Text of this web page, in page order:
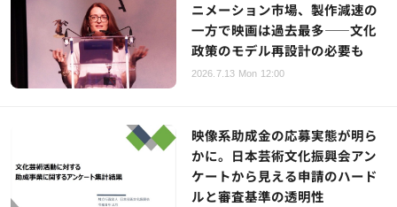
ニメーション市場、製作減速の
一方で映画は過去最多——文化
政策のモデル再設計の必要も
2026.7.13 Mon 12:00
映像系助成金の応募実態が明ら
かに。日本芸術文化振興会アン
ケートから見える申請のハード
ルと審査基準の透明性